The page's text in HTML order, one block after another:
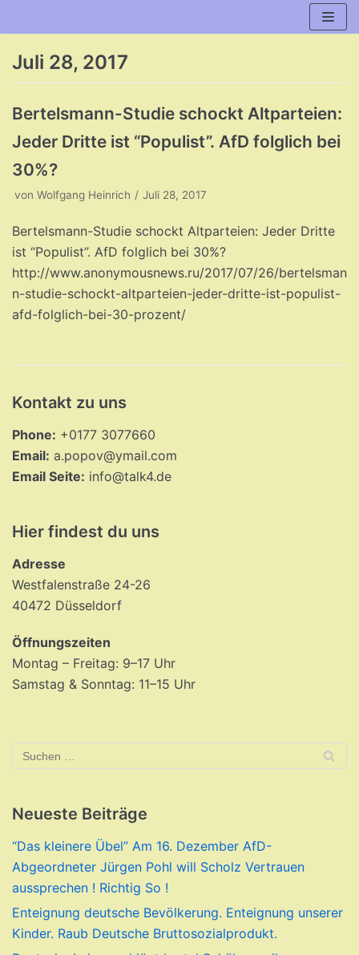
Juli 28, 2017
Bertelsmann-Studie schockt Altparteien:
Jeder Dritte ist “Populist”. AfD folglich bei
30%?
von Wolfgang Heinrich Juli 28, 2017
Bertelsmann-Studie schockt Altparteien: Jeder Dritte
ist “Populist”. AfD folglich bei 30%?
http://www.anonymousnews.ru/2017/07/26/bertelsman
n-studie-schockt-altparteien-jeder-dritte-ist-populist-
afd-folglich-bei-30-prozent/
Kontakt zu uns
Phone: +0177 3077660
Email: a.popov@ymail.com
Email Seite: info@talk4.de
Hier findest du uns
Adresse
Westfalenstraße 24-26
40472 Düsseldorf
Öffnungszeiten
Montag – Freitag: 9–17 Uhr
Samstag & Sonntag: 11–15 Uhr
Neueste Beiträge
“Das kleinere Übel” Am 16. Dezember AfD-
Abgeordneter Jürgen Pohl will Scholz Vertrauen
aussprechen ! Richtig So !
Enteignung deutsche Bevölkerung. Enteignung unserer
Kinder. Raub Deutsche Bruttosozialprodukt.